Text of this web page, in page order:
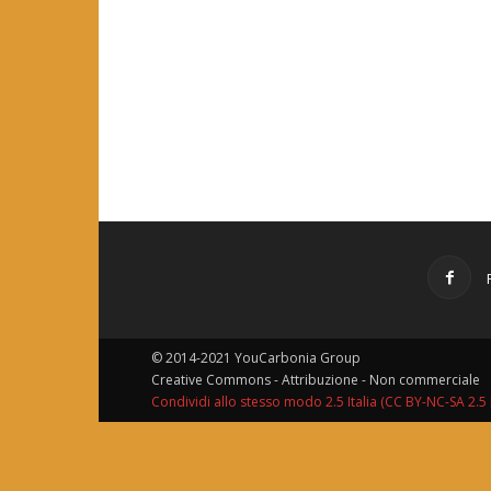
© 2014-2021 YouCarbonia Group
Creative Commons - Attribuzione - Non commerciale
Condividi allo stesso modo 2.5 Italia (CC BY-NC-SA 2.5